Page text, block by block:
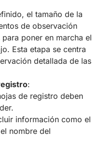
el tamaño de la
de observación
poner en marcha el
Esta etapa se centra
detallada de las
:
de registro deben
información como el
nombre del